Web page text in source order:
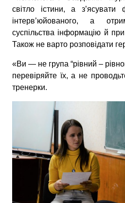
світло істини, а з’ясувати
інтерв’юйованого, а
суспільства інформацію й
Також не варто розповідати
«Ви — не група “рівний –
перевіряйте їх, а не
тренерки.